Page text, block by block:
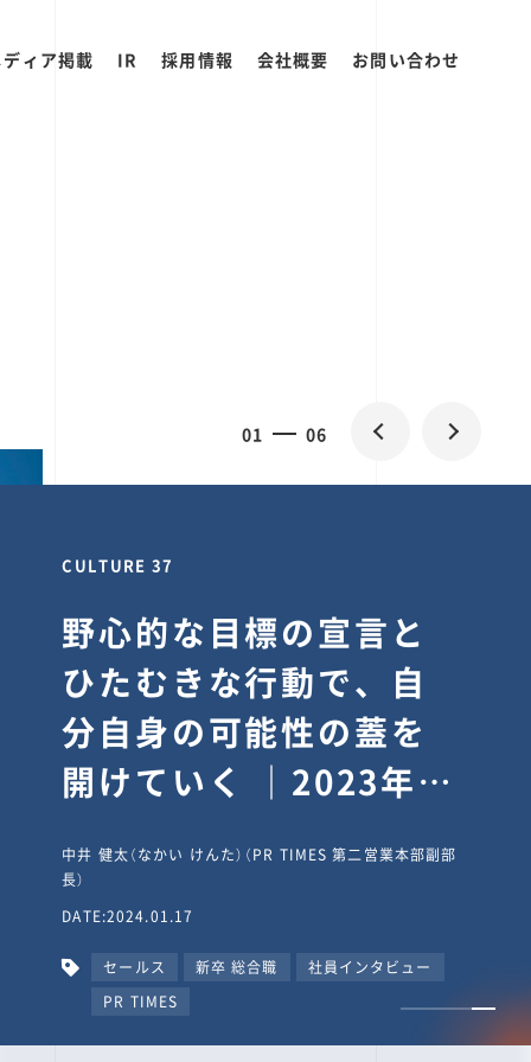
ィア掲載 IR 採用情報 会社概要 お問い合わせ
0 06